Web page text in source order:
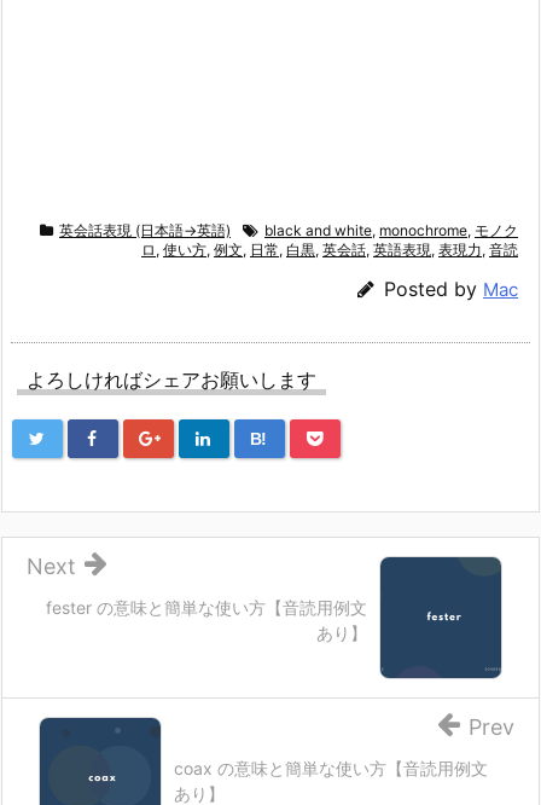
英会話表現 (日本語→英語) black and white, monochrome, モノク
ロ , 使い方, 例文, 日常, 白黒, 英会話, 英語表現, 表現力, 音読
Posted by Mac
よろしければシェアお願いします
B!
fester の意味と簡単な使い方【音読用例文
あり】
Next
coax の意味と簡単な使い方【音読用例文
あり】
Prev